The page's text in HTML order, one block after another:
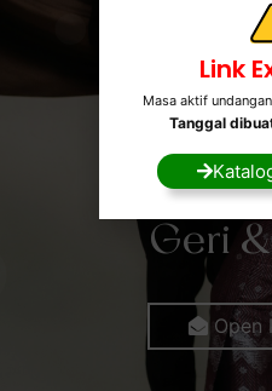
The
Geri
Open
Link
Masa aktif undangan
Tanggal